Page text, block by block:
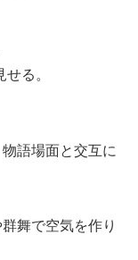
る。
語場面と交互に
舞で空気を作り